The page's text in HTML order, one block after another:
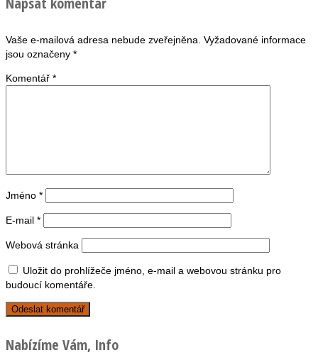
Vaše e-mailová adresa nebude zveřejněna. Vyžadované informace
jsou označeny *
Komentář *
Jméno *
E-mail *
Webová stránka
Uložit do prohlížeče jméno, e-mail a webovou stránku pro
budoucí komentáře.
Nabízíme Vám, Info